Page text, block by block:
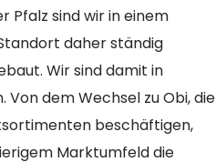
Pfalz sind wir in einem
daher ständig
Wir sind damit in
dem Wechsel zu Obi, die
beschäftigen,
Marktumfeld die